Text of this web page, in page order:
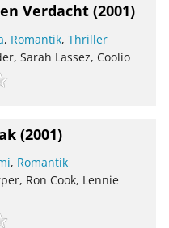
Verdacht (2001)
, Romantik,Thriller
Sarah Lassez, Coolio
(2001)
, Romantik
Ron Cook, Lennie